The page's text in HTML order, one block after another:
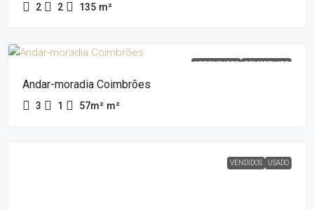
2 2 135 m²
ARRENDADOS REMODELADO
Andar-moradia Coimbrões
3 1 57m² m²
VENDIDOS USADO